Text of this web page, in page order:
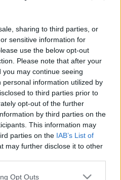
sharing to third parties, or
sensitive information for
use the below opt-out
Please note that after your
may continue seeing
information utilized by
to third parties prior to
opt-out of the further
by third parties on the
This information may
parties on the IAB’s List of
may further disclose it to other
app uses one or more Google
Opt Outs
de leszögezték: csakis akkor
projektben. Az együttes
szerint az újrakezdés
szünet után a tagok
Cornell távollétében
most azonban a
megkezdődhetett a közös
hozta nyilvánosságra,
az idei évre.